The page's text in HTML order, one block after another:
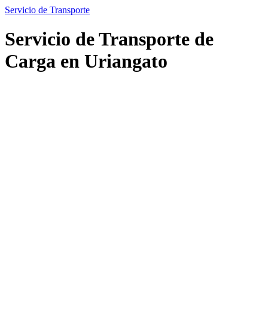
Servicio de Transporte
Servicio de Transporte de
Carga en Uriangato